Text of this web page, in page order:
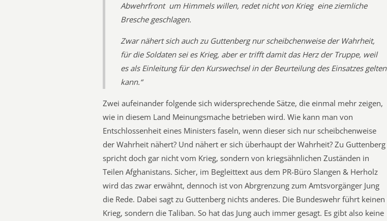
Abwehrfront  um Himmels willen, redet nicht von Krieg  eine ziemliche
Bresche geschlagen.
Zwar nähert sich auch zu Guttenberg nur scheibchenweise der Wahrheit,
für die Soldaten sei es Krieg, aber er trifft damit das Herz der Truppe, weil
es als Einleitung für den Kurswechsel in der Beurteilung des Einsatzes gelten
kann.“
Zwei aufeinander folgende sich widersprechende Sätze, die einmal mehr zeigen,
wie in diesem Land Meinungsmache betrieben wird. Wie kann man von
Entschlossenheit eines Ministers faseln, wenn dieser sich nur scheibchenweise
der Wahrheit nähert? Und nähert er sich überhaupt der Wahrheit? Zu Guttenberg
spricht doch gar nicht vom Krieg, sondern von kriegsähnlichen Zuständen in
Teilen Afghanistans. Sicher, im Begleittext aus dem PR-Büro Slangen & Herholz
wird das zwar erwähnt, dennoch ist von Abrgrenzung zum Amtsvorgänger Jung
die Rede. Dabei sagt zu Guttenberg nichts anderes. Die Bundeswehr führt keinen
Krieg, sondern die Taliban. So hat das Jung auch immer gesagt. Es gibt also keine